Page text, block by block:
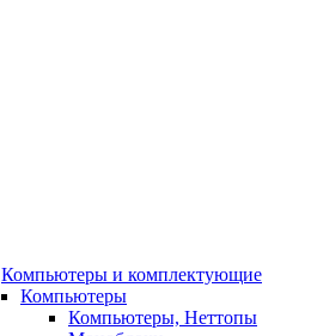
Компьютеры и комплектующие
Компьютеры
Компьютеры, Неттопы